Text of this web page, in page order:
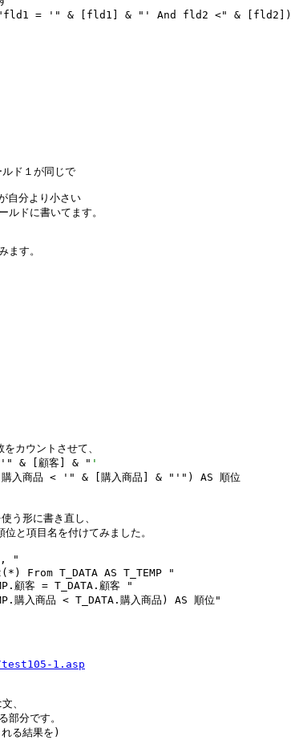
= '" & [fld1] & "' And fld2 <" & [fld2])
１が同じで
分より小さい
ルドに書いてます。
ます。
カウントさせて、
'" & [顧客] & " '
商品 < '" & [購入商品] & "'") AS 順位
う形に書き直し、
と項目名を付けてみました。
, "
From T_DATA AS T_TEMP "
顧客 = T_DATA.顧客 "
入商品 < T_DATA.購入商品) AS 順位"
1.asp
、
部分です。
る結果を)